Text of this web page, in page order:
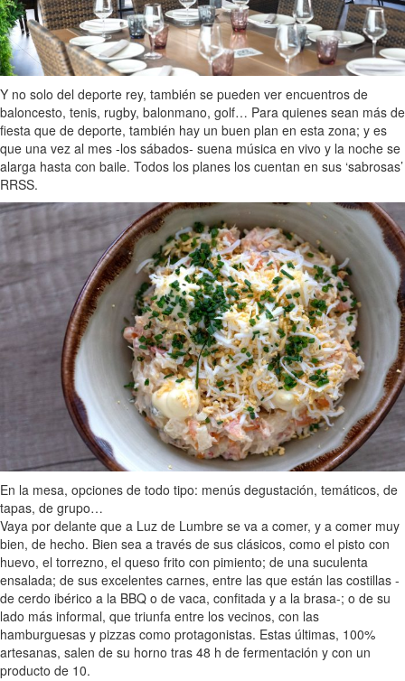
Y no solo del deporte rey, también se pueden ver encuentros de
baloncesto, tenis, rugby, balonmano, golf… Para quienes sean más de
fiesta que de deporte, también hay un buen plan en esta zona; y es
que una vez al mes -los sábados- suena música en vivo y la noche se
alarga hasta con baile. Todos los planes los cuentan en sus ‘sabrosas’
RRSS.
En la mesa, opciones de todo tipo: menús degustación, temáticos, de
tapas, de grupo…
Vaya por delante que a Luz de Lumbre se va a comer, y a comer muy
bien, de hecho. Bien sea a través de sus clásicos, como el pisto con
huevo, el torrezno, el queso frito con pimiento; de una suculenta
ensalada; de sus excelentes carnes, entre las que están las costillas -
de cerdo ibérico a la BBQ o de vaca, confitada y a la brasa-; o de su
lado más informal, que triunfa entre los vecinos, con las
hamburguesas y pizzas como protagonistas. Estas últimas, 100%
artesanas, salen de su horno tras 48 h de fermentación y con un
producto de 10.